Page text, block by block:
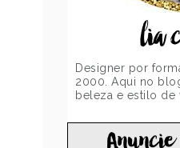
lia
Designer por
2000. Aqui no
beleza e estilo de